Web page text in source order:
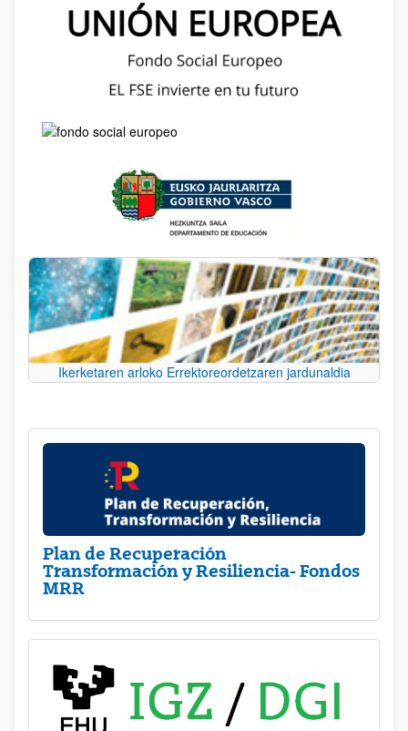
Ikerketaren arloko Errektoreordetzaren jardunaldia
Plan de Recuperación
Transformación y Resiliencia- Fondos
MRR